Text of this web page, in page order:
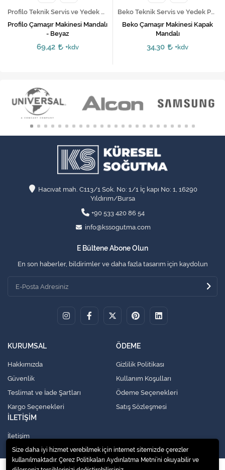
Profilo Teknik Servis ve Yedek Parça Hizmetleri
Profilo Çamaşır Makinesi Mandalı
- Beyaz
69,42 +kdv
Beko Teknik Servis ve Yedek Parça Hizmetleri
Beko Çamaşır Makinesi Kapak
Mandalı
34,30 +kdv
Hacıvat mah. C113/1 Sok. No: 1/1 İç kapı No: 1, 16290
Yıldırım/Bursa
+90 533 420 86 54
info@kssogutma.com
E Bültene Abone Olun
En son haberler, bildirimler ve daha fazla tasarım için kaydolun
KURUMSAL
Hakkımızda
Güvenlik
Teslimat ve İade Şartları
Kargo Seçenekleri
ÖDEME
Gizlilik Politikası
Kullanım Koşulları
Ödeme Seçenekleri
Satış Sözleşmesi
İLETİŞİM
İletişim
Size daha iyi hizmet verebilmek için internet sitemizde çerezler
kullanılmaktadır. Çerez Politikaları Aydınlatma Metni’ni okuyabilir ve